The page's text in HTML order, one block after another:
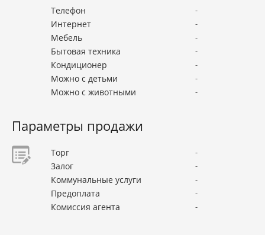
Телефон -
Интернет -
Мебель -
Бытовая техника -
Кондиционер -
Можно с детьми -
Можно с животными -
Параметры продажи
Торг -
Залог -
Коммунальные услуги -
Предоплата -
Комиссия агента -